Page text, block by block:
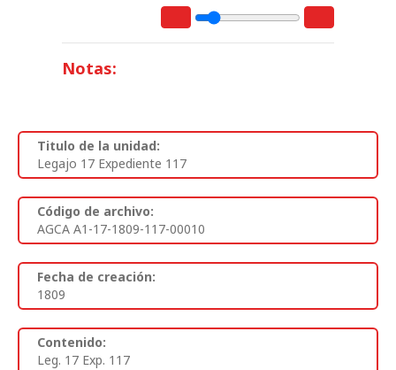
Notas:
Titulo de la unidad:
Legajo 17 Expediente 117
Código de archivo:
AGCA A1-17-1809-117-00010
Fecha de creación:
1809
Contenido:
Leg. 17 Exp. 117